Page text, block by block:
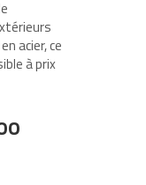
acier, ce
à prix